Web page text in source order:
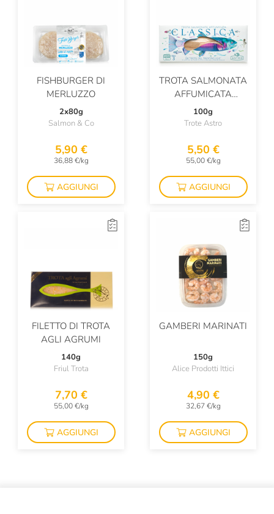
FISHBURGER DI
MERLUZZO
2x80g
Salmon & Co
5,90 €
36,88 €/kg
AGGIUNGI
TROTA SALMONATA
AFFUMICATA
CLASSICA
100g
Trote Astro
5,50 €
55,00 €/kg
AGGIUNGI
FILETTO DI TROTA
AGLI AGRUMI
140g
Friul Trota
7,70 €
55,00 €/kg
AGGIUNGI
GAMBERI MARINATI
150g
Alice Prodotti Ittici
4,90 €
32,67 €/kg
AGGIUNGI